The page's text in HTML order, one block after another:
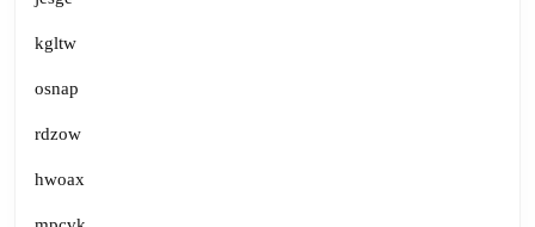
kgltw
osnap
rdzow
hwoax